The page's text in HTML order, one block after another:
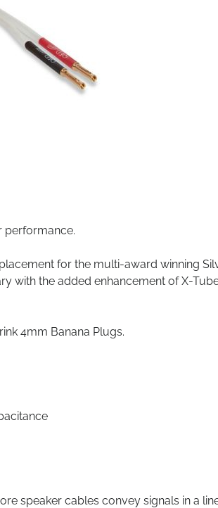
performance.
for the multi-award winning
with the added enhancement of X-
4mm Banana Plugs.
speaker cables convey signals in a